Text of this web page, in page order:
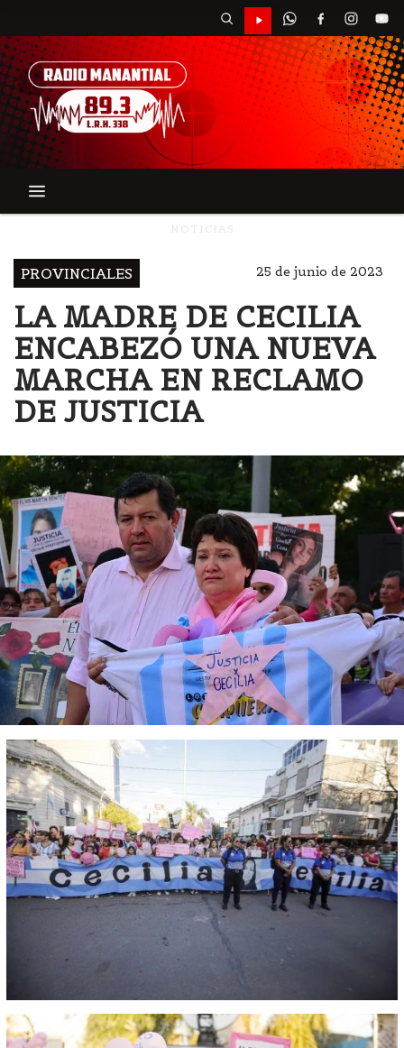
PROVINCIALES 25 de junio de 2023
LA MADRE DE CECILIA
ENCABEZÓ UNA NUEVA
MARCHA EN RECLAMO
DE JUSTICIA